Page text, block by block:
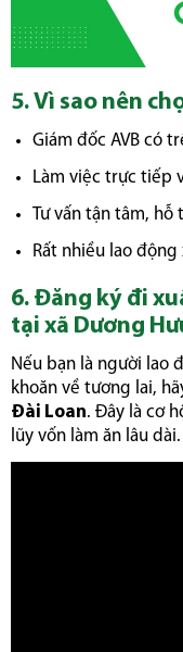
5. Vì sao nên
Giám đốc AVB có
Làm việc trực tiếp
Tư vấn tận tâm, hỗ
Rất nhiều lao
6. Đăng ký đi
tại xã Dương
Nếu bạn là người lao
khoăn về tương lai,
Đài Loan. Đây là cơ
lũy vốn làm ăn lâu dài.